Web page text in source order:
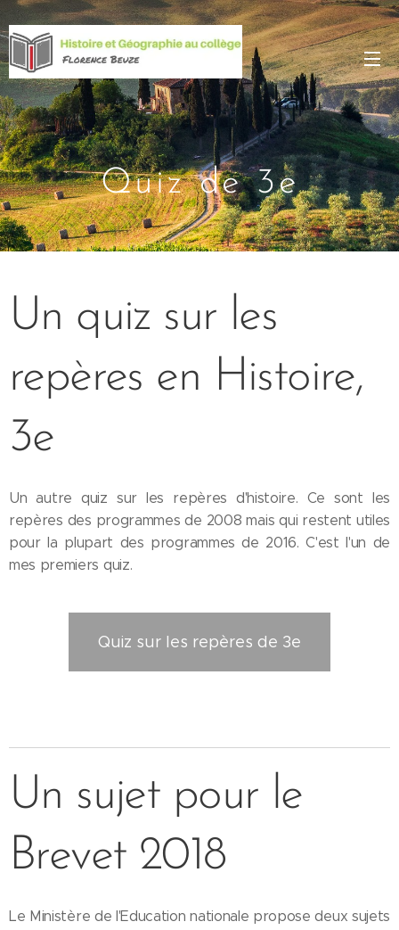
Quiz de 3e
Un quiz sur les
repères en Histoire,
3e
Un autre quiz sur les repères d'histoire. Ce sont les
repères des programmes de 2008 mais qui restent utiles
pour la plupart des programmes de 2016. C'est l'un de
mes premiers quiz.
Quiz sur les repères de 3e
Un sujet pour le
Brevet 2018
Le Ministère de l'Education nationale propose deux sujets